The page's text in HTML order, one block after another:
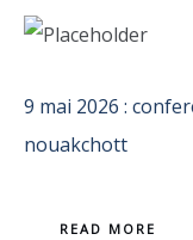
9 mai 2026 :
nouakchott
READ MORE